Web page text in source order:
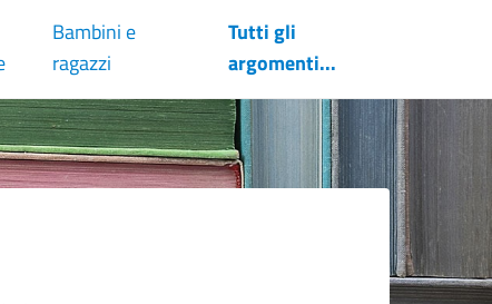
Bambini e
ragazzi
Tutti gli
argomenti...